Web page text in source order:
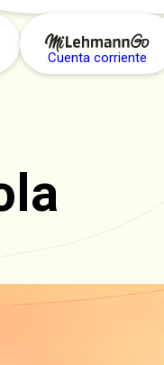
Cuenta corriente